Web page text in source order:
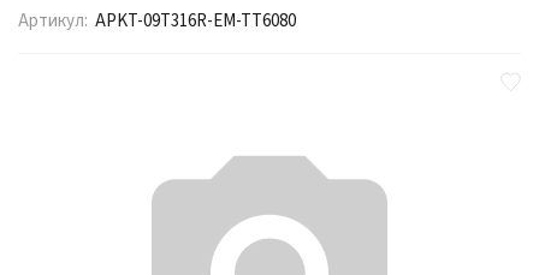
Артикул: APKT-09T316R-EM-TT6080